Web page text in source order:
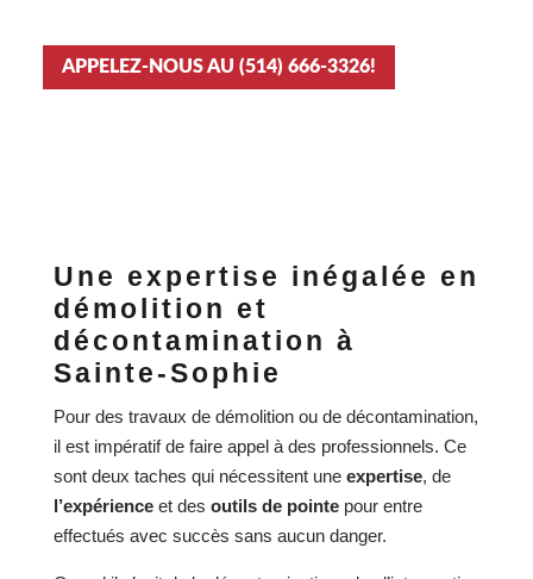
APPELEZ-NOUS AU (514) 666-3326!
Une expertise inégalée en
démolition et
décontamination à
Sainte-Sophie
Pour des travaux de démolition ou de décontamination,
il est impératif de faire appel à des professionnels. Ce
sont deux taches qui nécessitent une expertise, de
l’expérienceet des outils de pointepour entre
effectués avec succès sans aucun danger.